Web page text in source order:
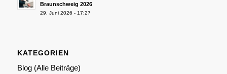
Braunschweig 2026
29. Juni 2026 - 17:27
KATEGORIEN
Blog (Alle Beiträge)